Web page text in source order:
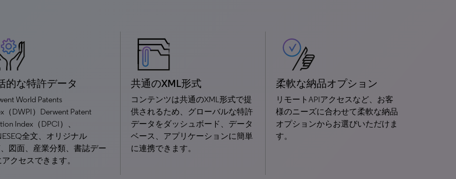
的な特許データ
World Patents
（DWPI）Derwent Patent
Index（DPCI）、
全文、オリジナル
図面、産業分類、書誌デー
クセスできます。
共通のXML形式
コンテンツは共通のXML形式で提
供されるため、グローバルな特許
データをダッシュボード、データ
ベース、アプリケーションに簡単
に連携できます。
柔軟な納品オプション
リモートAPIアクセスなど、お客
様のニーズに合わせて柔軟な納品
オプションからお選びいただけま
す。